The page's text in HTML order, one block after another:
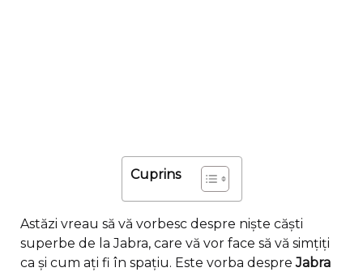
Cuprins
Astăzi vreau să vă vorbesc despre niște căști
superbe de la Jabra, care vă vor face să vă simțiți
ca și cum ați fi în spațiu. Este vorba despreJabra